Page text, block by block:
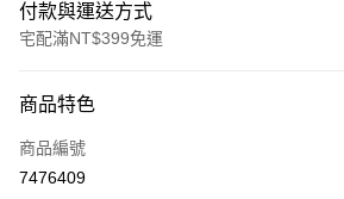
付款與運送方式
宅配滿NT$399免運
信用卡一次付款
信用卡分期付款
商品特色
商品編號
7476409